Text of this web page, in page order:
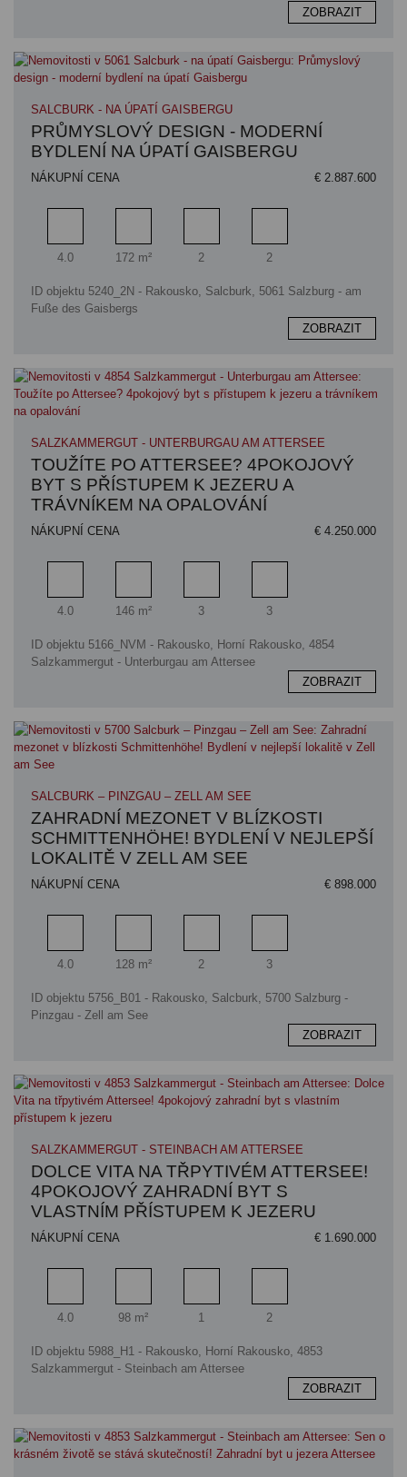
ZOBRAZIT
SALCBURK - NA ÚPATÍ GAISBERGU
PRŮMYSLOVÝ DESIGN - MODERNÍ
BYDLENÍ NA ÚPATÍ GAISBERGU
NÁKUPNÍ CENA € 2.887.600
Pokoj
4.0
Obytný prostor
172 m²
Koupelna
2
Počet parkovacích míst
2
ID objektu 5240_2N - Rakousko, Salcburk, 5061 Salzburg - am
Fuße des Gaisbergs
ZOBRAZIT
SALZKAMMERGUT - UNTERBURGAU AM ATTERSEE
TOUŽÍTE PO ATTERSEE? 4POKOJOVÝ
BYT S PŘÍSTUPEM K JEZERU A
TRÁVNÍKEM NA OPALOVÁNÍ
NÁKUPNÍ CENA € 4.250.000
Pokoj
4.0
Obytný prostor
146 m²
Koupelna
3
Ložnice
3
ID objektu 5166_NVM - Rakousko, Horní Rakousko, 4854
Salzkammergut - Unterburgau am Attersee
ZOBRAZIT
SALCBURK – PINZGAU – ZELL AM SEE
ZAHRADNÍ MEZONET V BLÍZKOSTI
SCHMITTENHÖHE! BYDLENÍ V NEJLEPŠÍ
LOKALITĚ V ZELL AM SEE
NÁKUPNÍ CENA € 898.000
Pokoj
4.0
Obytný prostor
128 m²
Koupelna
2
Ložnice
3
ID objektu 5756_B01 - Rakousko, Salcburk, 5700 Salzburg -
Pinzgau - Zell am See
ZOBRAZIT
SALZKAMMERGUT - STEINBACH AM ATTERSEE
DOLCE VITA NA TŘPYTIVÉM ATTERSEE!
4POKOJOVÝ ZAHRADNÍ BYT S
VLASTNÍM PŘÍSTUPEM K JEZERU
NÁKUPNÍ CENA € 1.690.000
Pokoj
4.0
Obytný prostor
98 m²
Koupelna
1
Ložnice
2
ID objektu 5988_H1 - Rakousko, Horní Rakousko, 4853
Salzkammergut - Steinbach am Attersee
ZOBRAZIT